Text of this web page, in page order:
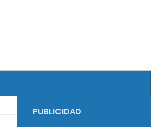
PUBLICIDAD